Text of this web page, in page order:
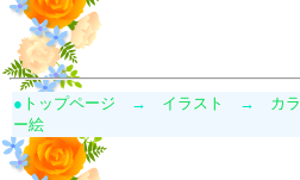
● トップページ → イラスト → カラ
ー絵